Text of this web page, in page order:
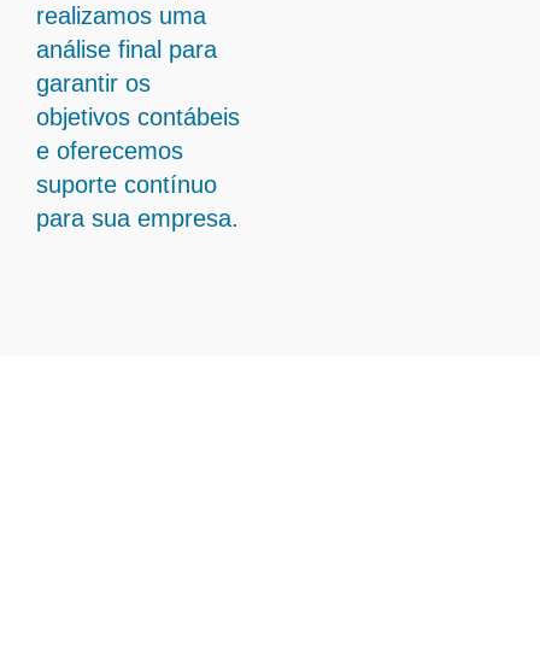
realizamos uma
análise final para
garantir os
objetivos contábeis
e oferecemos
suporte contínuo
para sua empresa.